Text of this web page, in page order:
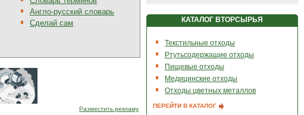
Англо-русский словарь
Сделай сам
Разместить рекламу
КАТАЛОГ ВТОРСЫРЬЯ
Текстильные отходы
Ртутьсодержащие отходы
Пищевые отходы
Медицинские отходы
Отходы цветных металлов
ПЕРЕЙТИ В КАТАЛОГ